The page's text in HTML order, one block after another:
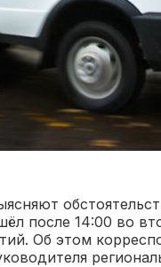
после 14:00 во
Об этом